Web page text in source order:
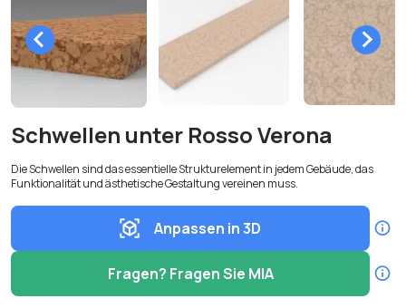
Schwellen unter Rosso Verona
Die Schwellen sind das essentielle Strukturelement in jedem Gebäude, das
Funktionalität und ästhetische Gestaltung vereinen muss.
Anpassen in 3D
Fragen? Fragen Sie MIA